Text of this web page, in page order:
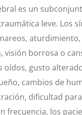
es un
leve. Los
visión borrosa o
oídos, gusto
cambios de
dificultad
frecuencia, los